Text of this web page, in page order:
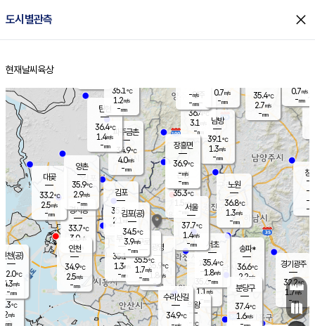
도시별관측 close
홈
현재날씨 육상
의도
℃
m/s
mm
양주
36.4℃
3.1
-mm
과천
35.6℃
1.1m/s
- mm
경기광주
32.2℃
1.7m/s
-mm
경서동
33.7℃
3.0m/s
-mm
파주금촌
34.9℃
4.0m/s
-mm
35.4℃
2.7m/s
-mm
대곶
33.2℃
2.5m/s
-mm
창
-
-m/
-
탄현
36.4℃
1.4m/s
-mm
0.7m/s
-mm
의왕
- ℃
김포
35.2℃
2.1 m/s
mm
광명
35.9 ℃
1.8 m/s
-mm
부천
35.1℃
1.3m/s
-mm
양촌
35.9℃
2.9m/s
-mm
구로
35.5℃
1.7m/s
-mm
은평
35.3℃
1.5 m/s
- mm
노원
36.8℃
1.3m/s
-mm
송파*
36.6℃
2.2m/s
-mm
서초
35.4℃
1.8m/s
-mm
남방
39.1℃
1.3m/s
-mm
수리산길
34.9℃
분당구
37.4℃
1.6m/s
장흥면
36.9℃
-m/s
-mm
-m/s
-mm
인천(공)
32.0℃
4.3m/s
-mm
김포(공)
34.5℃
3.9m/s
-mm
인천
34.9℃
2.5m/s
-mm
서울
37.7℃
1.4m/s
-mm
35.1℃
1.2m/s
-mm
0.7m/s
-mm